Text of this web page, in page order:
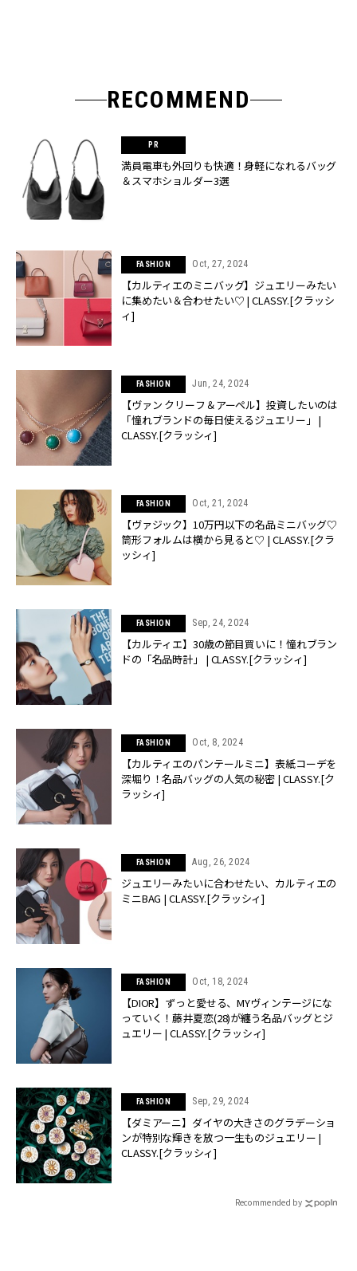
RECOMMEND
満員電車も外回りも快適！身軽になれるバッグ
＆スマホショルダー3選
FASHION Oct, 27, 2024
【カルティエのミニバッグ】ジュエリーみたい
に集めたい＆合わせたい♡ | CLASSY.[クラッシ
ィ]
FASHION Jun, 24, 2024
【ヴァン クリーフ＆アーペル】投資したいのは
「憧れブランドの毎日使えるジュエリー」 |
CLASSY.[クラッシィ]
FASHION Oct, 21, 2024
【ヴァジック】10万円以下の名品ミニバッグ♡
筒形フォルムは横から見ると♡ | CLASSY.[クラ
ッシィ]
FASHION Sep, 24, 2024
【カルティエ】30歳の節目買いに！憧れブラン
ドの「名品時計」 | CLASSY.[クラッシィ]
FASHION Oct, 8, 2024
【カルティエのパンテールミニ】表紙コーデを
深堀り！名品バッグの人気の秘密 | CLASSY.[ク
ラッシィ]
FASHION Aug, 26, 2024
ジュエリーみたいに合わせたい、カルティエの
ミニBAG | CLASSY.[クラッシィ]
FASHION Oct, 18, 2024
【DIOR】ずっと愛せる、MYヴィンテージにな
っていく！藤井夏恋(28)が纏う名品バッグとジ
ュエリー | CLASSY.[クラッシィ]
FASHION Sep, 29, 2024
【ダミアーニ】ダイヤの大きさのグラデーショ
ンが特別な輝きを放つ一生ものジュエリー |
CLASSY.[クラッシィ]
Recommended by